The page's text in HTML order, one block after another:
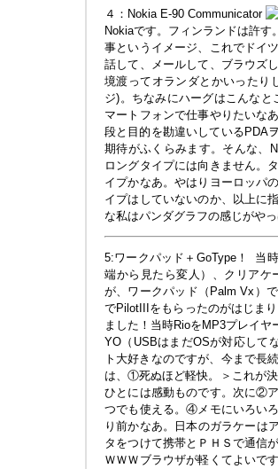
４：Nokia E-90 Communicator
Nokiaです。フィンランドは許
事というイメージ、これでドイ
話して、メールして、ブラウズ
境渡ってオランダとかいったり
ジ)。ちなみにハーグはこんなと
マートフォンで仕事やりたいな
段と目的を勘違いしているPDA
期待がふくらみます。そんな、
ロングタイプには向きません。
イプかなあ。やはりヨーロッパ
イプはしていないのか、以上に
な私はパンダグラフの感じがや
5:ワークパッド＋GoType！
当
端から見たら変人）、クリアケ
が、ワークパッド（Palm Vx）
でPilotIIIをもらったのがはじま
ました！当時RioをMP3プレイ
YO（USBはまだOSが対応して
ト大好きなのですが、今まで長
は、①死ぬほど軽快。＞これが
ひとには感動ものです。次に②
つでも使える。④メモにいろい
り前かなあ。日本のガラケーは
タをつけて携帯とＰＨＳで通信
ＷＷＷブラウザが軽くてよいで